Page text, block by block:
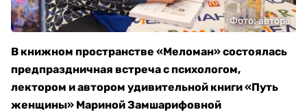
Фото: автора
В книжном пространстве «Меломан» состоялась
предпраздничная встреча с психологом,
лектором и автором удивительной книги «Путь
женщины» Мариной Замшарифовной